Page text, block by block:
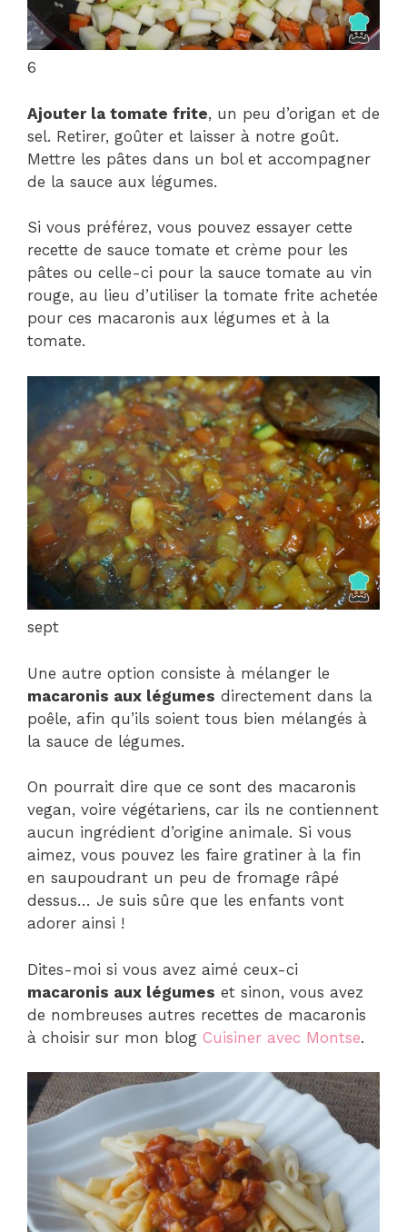
6
Ajouter la tomate frite, un peu d’origan et de
sel. Retirer, goûter et laisser à notre goût.
Mettre les pâtes dans un bol et accompagner
de la sauce aux légumes.
Si vous préférez, vous pouvez essayer cette
recette de sauce tomate et crème pour les
pâtes ou celle-ci pour la sauce tomate au vin
rouge, au lieu d’utiliser la tomate frite achetée
pour ces macaronis aux légumes et à la
tomate.
sept
Une autre option consiste à mélanger le
macaronis aux légumes directement dans la
poêle, afin qu’ils soient tous bien mélangés à
la sauce de légumes.
On pourrait dire que ce sont des macaronis
vegan, voire végétariens, car ils ne contiennent
aucun ingrédient d’origine animale. Si vous
aimez, vous pouvez les faire gratiner à la fin
en saupoudrant un peu de fromage râpé
dessus… Je suis sûre que les enfants vont
adorer ainsi !
Dites-moi si vous avez aimé ceux-ci
macaronis aux légumes et sinon, vous avez
de nombreuses autres recettes de macaronis
à choisir sur mon blog Cuisiner avec Montse.